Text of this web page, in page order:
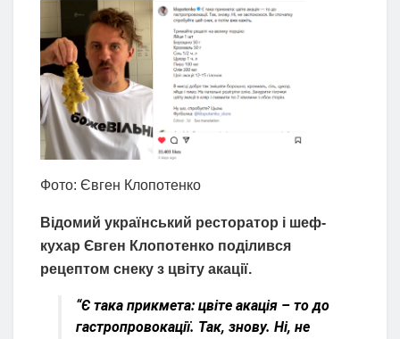
Фото: Євген Клопотенко
Відомий український ресторатор і шеф-
кухар Євген Клопотенко поділився
рецептом снеку з цвіту акації.
“Є така прикмета: цвіте акація – то до
гастропровокації. Так, знову. Ні, не